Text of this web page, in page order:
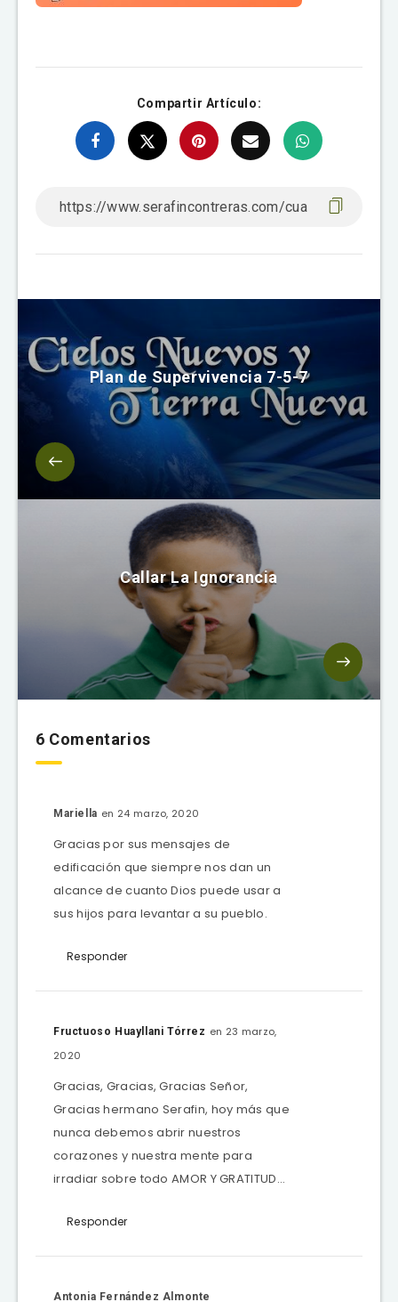
Compartir Artículo:
Plan de Supervivencia 7-5-7
Callar La Ignorancia
6 Comentarios
Mariella en 24 marzo, 2020
Gracias por sus mensajes de
edificación que siempre nos dan un
alcance de cuanto Dios puede usar a
sus hijos para levantar a su pueblo.
Responder
Fructuoso Huayllani Tórrez en 23 marzo,
2020
Gracias, Gracias, Gracias Señor,
Gracias hermano Serafin, hoy más que
nunca debemos abrir nuestros
corazones y nuestra mente para
irradiar sobre todo AMOR Y GRATITUD…
Responder
Antonia Fernández Almonte